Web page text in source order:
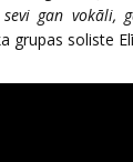
gan vokāli,
grupas soliste